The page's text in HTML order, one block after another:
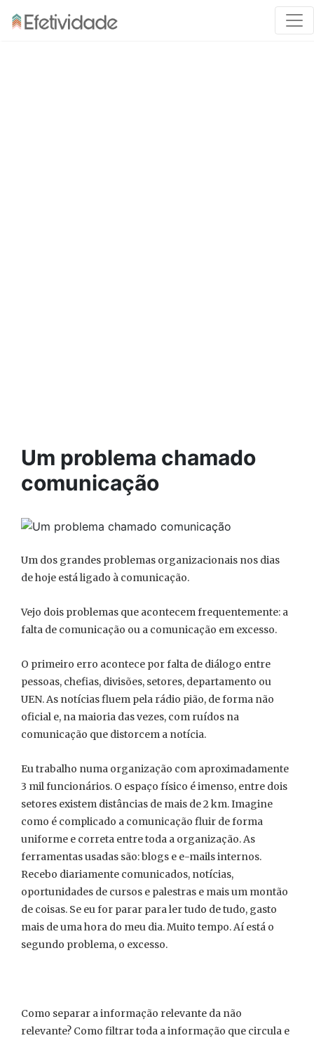
Um problema chamado
comunicação
Um dos grandes problemas organizacionais nos dias
de hoje está ligado à comunicação.
Vejo dois problemas que acontecem frequentemente: a
falta de comunicação ou a comunicação em excesso.
O primeiro erro acontece por falta de diálogo entre
pessoas, chefias, divisões, setores, departamento ou
UEN. As notícias fluem pela rádio pião, de forma não
oficial e, na maioria das vezes, com ruídos na
comunicação que distorcem a notícia.
Eu trabalho numa organização com aproximadamente
3 mil funcionários. O espaço físico é imenso, entre dois
setores existem distâncias de mais de 2 km. Imagine
como é complicado a comunicação fluir de forma
uniforme e correta entre toda a organização. As
ferramentas usadas são: blogs e e-mails internos.
Recebo diariamente comunicados, notícias,
oportunidades de cursos e palestras e mais um montão
de coisas. Se eu for parar para ler tudo de tudo, gasto
mais de uma hora do meu dia. Muito tempo. Aí está o
segundo problema, o excesso.
Como separar a informação relevante da não
relevante? Como filtrar toda a informação que circula e